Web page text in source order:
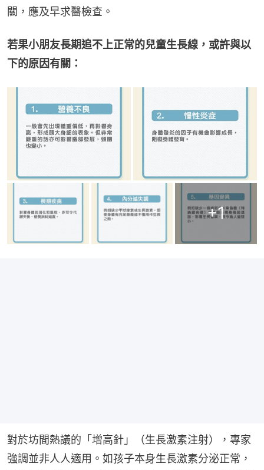
關，應及早求醫檢查。
若果小朋友長期追不上正常的兒童生長線，或許與以
下的原因有關：
+1
對於坊間熱議的「增高針」（生長激素注射），專家
強調並非人人適用。如孩子本身生長激素分泌正常，